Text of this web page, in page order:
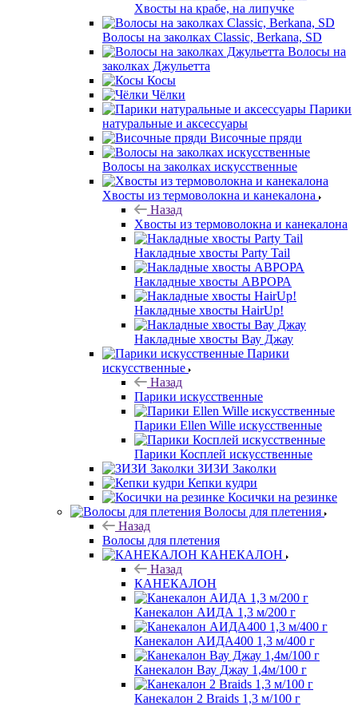
Хвосты на крабе, на липучке
Волосы на заколках Classic, Berkana, SD
Волосы на
заколках Джульетта
Косы
Чёлки
Парики
натуральные и аксессуары
Височные пряди
Волосы на заколках искусственные
Хвосты из термоволокна и канекалона
Назад
Хвосты из термоволокна и канекалона
Накладные хвосты Party Tail
Накладные хвосты АВРОРА
Накладные хвосты HairUp!
Накладные хвосты Вау Джау
Парики
искусственные
Назад
Парики искусственные
Парики Ellen Wille искусственные
Парики Косплей искусственные
ЗИЗИ Заколки
Кепки кудри
Косички на резинке
Волосы для плетения
Назад
Волосы для плетения
КАНЕКАЛОН
Назад
КАНЕКАЛОН
Канекалон АИДА 1,3 м/200 г
Канекалон АИДА400 1,3 м/400 г
Канекалон Вау Джау 1,4м/100 г
Канекалон 2 Braids 1,3 м/100 г